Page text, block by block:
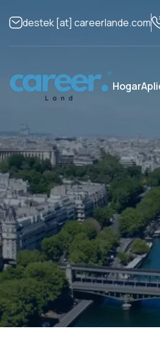
destek [at] careerlande.com
Hogar